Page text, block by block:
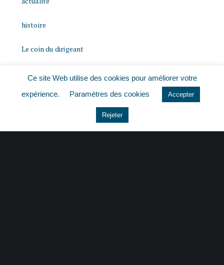
histoire
Le coin du dirigeant
Non classé
quizz
Ce site Web utilise des cookies pour améliorer votre
expérience.
Paramètres des cookies Accepter
Rejeter